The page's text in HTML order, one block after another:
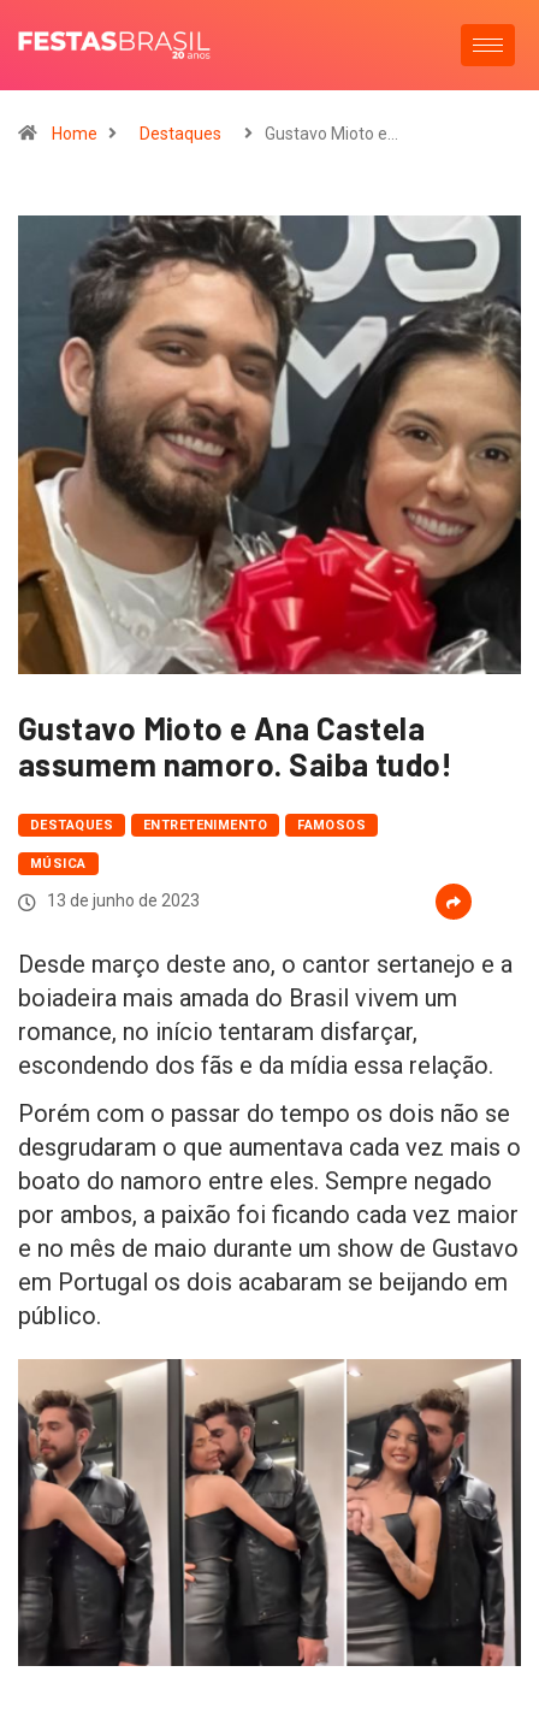
Home Destaques Gustavo Mioto e…
Gustavo Mioto e Ana Castela
assumem namoro. Saiba tudo!
DESTAQUES ENTRETENIMENTO FAMOSOS
MÚSICA
13 de junho de 2023
Desde março deste ano, o cantor sertanejo e a
boiadeira mais amada do Brasil vivem um
romance, no início tentaram disfarçar,
escondendo dos fãs e da mídia essa relação.
Porém com o passar do tempo os dois não se
desgrudaram o que aumentava cada vez mais o
boato do namoro entre eles. Sempre negado
por ambos, a paixão foi ficando cada vez maior
e no mês de maio durante um show de Gustavo
em Portugal os dois acabaram se beijando em
público.